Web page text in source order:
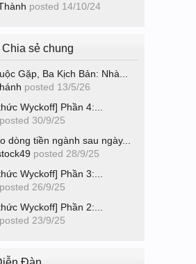
posted 14/10/24
sẻ chung
Gặp, Ba Kịch Bản: Nhà...
posted 13/5/26
Wyckoff] Phần 4:...
posted 30/9/25
dòng tiền ngành sau ngày...
posted 28/9/25
Wyckoff] Phần 3:...
posted 26/9/25
Wyckoff] Phần 2:...
posted 23/9/25